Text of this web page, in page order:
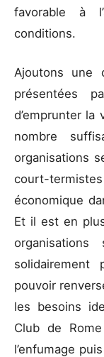
favorable à
conditions.
Ajoutons une
présentées
d’emprunter la
nombre
organisations
court-
économique
Et il est en
pouvoir
les besoins
Club de
l’enfumage